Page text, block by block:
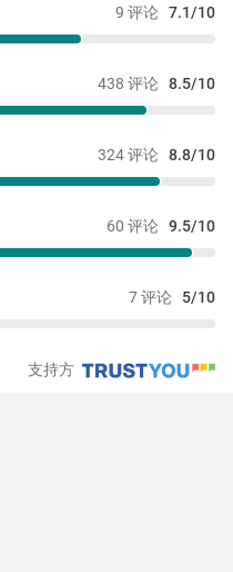
9 评论 7.1/10
438 评论 8.5/10
324 评论 8.8/10
60 评论 9.5/10
7 评论 5/10
支持方